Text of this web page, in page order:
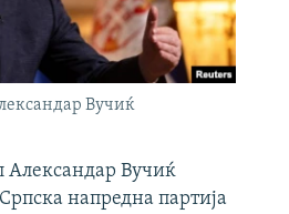
Вучиќ
Александар Вучиќ
напредна партија